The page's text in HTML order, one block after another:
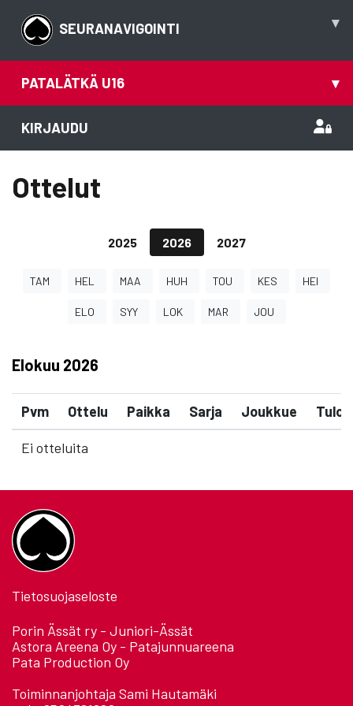
SEURANAVIGOINTI ▾
PATALÄTKÄ U16 ▾
KIRJAUDU
Ottelut
2025 2026 2027
TAM HEL MAA HUH TOU KES HEI
ELO SYY LOK MAR JOU
Elokuu 2026
Pvm Ottelu Paikka Sarja Joukkue Tulos
Ei otteluita
Tietosuojaseloste
Porin Ässät ry - Juniori-Ässät
Astora Areena Oy - Patajunnuareena
Pata Production Oy
Toiminnanjohtaja Sami Hautamäki